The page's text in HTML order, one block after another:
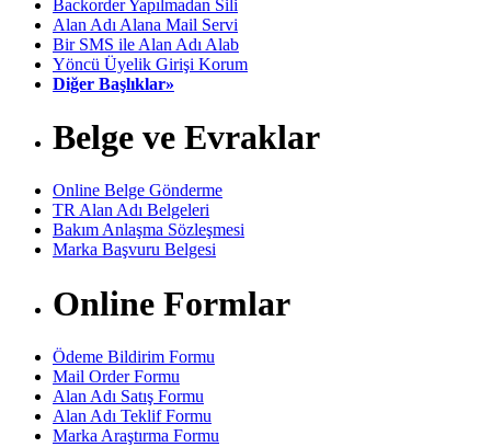
Backorder Yapılmadan Sili
Alan Adı Alana Mail Servi
Bir SMS ile Alan Adı Alab
Yöncü Üyelik Girişi Korum
Diğer Başlıklar»
Belge ve Evraklar
Online Belge Gönderme
TR Alan Adı Belgeleri
Bakım Anlaşma Sözleşmesi
Marka Başvuru Belgesi
Online Formlar
Ödeme Bildirim Formu
Mail Order Formu
Alan Adı Satış Formu
Alan Adı Teklif Formu
Marka Araştırma Formu